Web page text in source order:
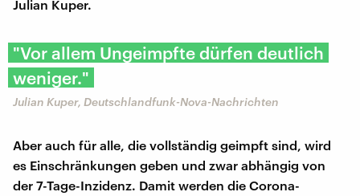
Julian Kuper.
"Vor allem Ungeimpfte dürfen deutlich
weniger."
Julian Kuper, Deutschlandfunk-Nova-Nachrichten
Aber auch für alle, die vollständig geimpft sind, wird
es Einschränkungen geben und zwar abhängig von
der 7-Tage-Inzidenz. Damit werden die Corona-